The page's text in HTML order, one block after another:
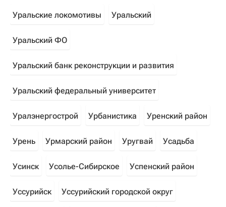
Уральские локомотивы Уральский
Уральский ФО
Уральский банк реконструкции и развития
Уральский федеральный университет
Уралэнергострой Урбанистика Уренский район
Урень Урмарский район Уругвай Усадьба
Усинск Усолье-Сибирское Успенский район
Уссурийск Уссурийский городской округ